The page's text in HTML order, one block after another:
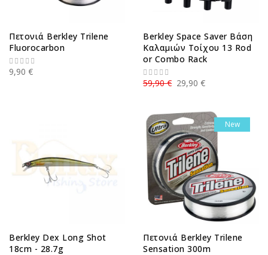
Πετονιά Berkley Trilene
Fluorocarbon
9,90 €
Berkley Space Saver Βάση
Καλαμιών Τοίχου 13 Rod
or Combo Rack
29,90 €
59,90 €
Berkley Dex Long Shot
18cm - 28.7g
New
Πετονιά Berkley Trilene
Sensation 300m